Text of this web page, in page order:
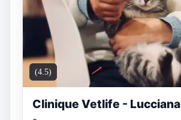
(4.5)
Clinique Vetlife - Lucciana